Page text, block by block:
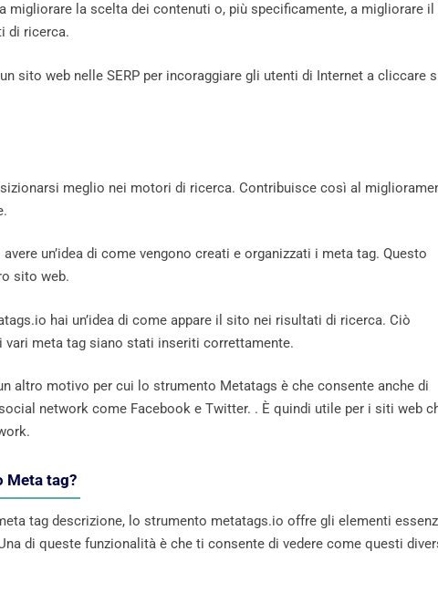
migliorare la scelta dei contenuti o, più specificamente, a migliorare il
di ricerca.
sito web nelle SERP per incoraggiare gli utenti di Internet a cliccare
meglio nei motori di ricerca. Contribuisce così al
un’idea di come vengono creati e organizzati i meta tag. Questo
sito web.
hai un’idea di come appare il sito nei risultati di ricerca. Ciò
meta tag siano stati inseriti correttamente.
altro motivo per cui lo strumento Metatags è che consente anche di
network come Facebook e Twitter. . È quindi utile per i siti web
Meta tag?
tag descrizione, lo strumento metatags.io offre gli elementi
di queste funzionalità è che ti consente di vedere come questi